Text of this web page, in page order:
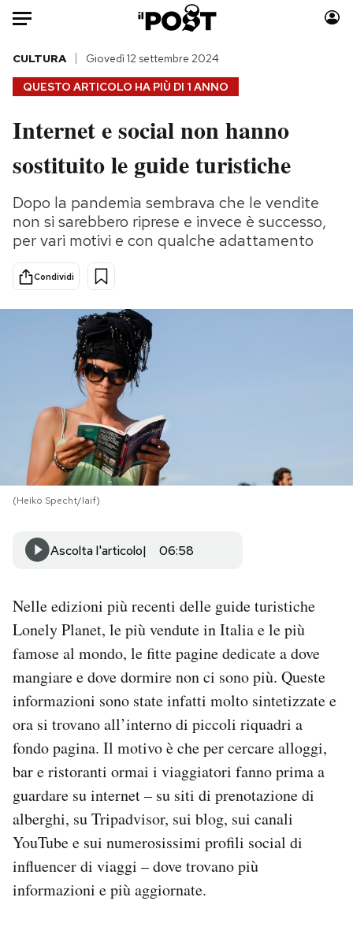
Auto
HOME
Italia
Politica
Tecnologia
Internet
Scienza
Cultura
Economia
Moda
Consumismi
Storie/Idee
Ok Boomer!
Media
PODCAST
NEWSLETTER
I MIEI PREFERITI
SHOP
AREA PERSONALE
Area Personale
Newsletter
Notifiche mobile
Hai bisogno di aiuto?
Esci
QUESTO ARTICOLO HA PIÙ DI 1 ANNO
CULTURA Giovedì 12 settembre 2024
Internet e social non hanno
sostituito le guide turistiche
Dopo la pandemia sembrava che le vendite
non si sarebbero riprese e invece è successo,
per vari motivi e con qualche adattamento
Condividi
(Heiko Specht/laif)
Ascolta l'articolo 06:58
Nelle edizioni più recenti delle guide turistiche
Lonely Planet, le più vendute in Italia e le più
famose al mondo, le fitte pagine dedicate a dove
mangiare e dove dormire non ci sono più. Queste
informazioni sono state infatti molto sintetizzate e
ora si trovano all’interno di piccoli riquadri a
fondo pagina. Il motivo è che per cercare alloggi,
bar e ristoranti ormai i viaggiatori fanno prima a
guardare su internet – su siti di prenotazione di
alberghi, su Tripadvisor, sui blog, sui canali
YouTube e sui numerosissimi profili social di
influencer di viaggi – dove trovano più
informazioni e più aggiornate.